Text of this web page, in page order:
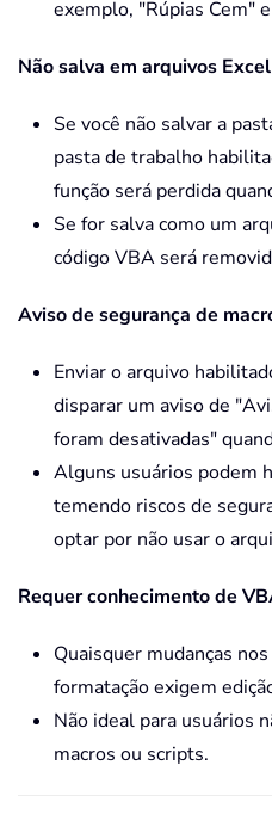
exemplo, "Rúpias Cem"
Não salva em arquivos
Se você não salvar a
pasta de trabalho
função será perdida
Se for salva como um
código VBA será
Aviso de segurança de
Enviar o arquivo
disparar um aviso de
foram desativadas"
Alguns usuários podem
temendo riscos de
optar por não usar o
Requer conhecimento de
Quaisquer mudanças
formatação exigem
Não ideal para usuários
macros ou scripts.